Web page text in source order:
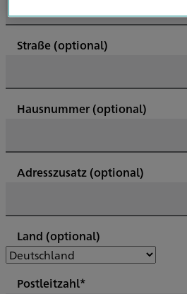
Straße (optional)
Hausnummer (optional)
Adresszusatz (optional)
Land (optional)
Postleitzahl*